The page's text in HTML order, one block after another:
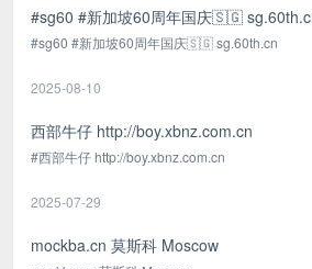
#sg60 #新加坡60周年国庆🇸🇬
#sg60 #新加坡60周年国庆🇸🇬 sg.60th.cn
2025-08-10
西部牛仔 http://boy.xbnz.com.cn
#西部牛仔 http://boy.xbnz.com.cn
2025-07-29
mockba.cn 莫斯科 Moscow